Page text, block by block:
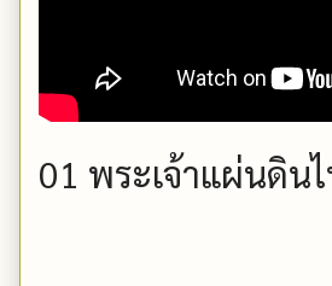
01 พระเจ้าแผ่นดิน